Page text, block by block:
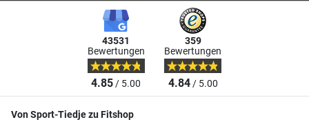
43531
Bewertungen
4.85/ 5.00
359
Bewertungen
4.84/ 5.00
Von Sport-Tiedje zu Fitshop